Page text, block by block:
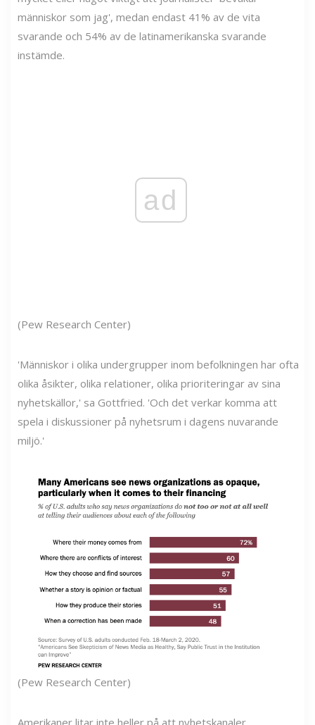
människor som jag', medan endast 41% av de vita
svarande och 54% av de latinamerikanska svarande
instämde.
ad
(Pew Research Center)
'Människor i olika undergrupper inom befolkningen har ofta
olika åsikter, olika relationer, olika prioriteringar av sina
nyhetskällor,' sa Gottfried. 'Och det verkar komma att
spela i diskussioner på nyhetsrum i dagens nuvarande
miljö.'
(Pew Research Center)